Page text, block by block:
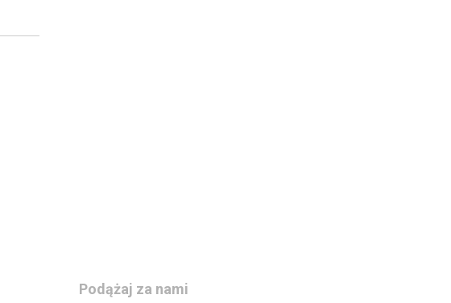
Podążaj za nami